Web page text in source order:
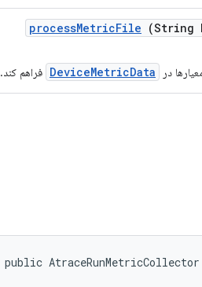
processMetricFile (String
در DeviceMetricData فراهم کند.
public